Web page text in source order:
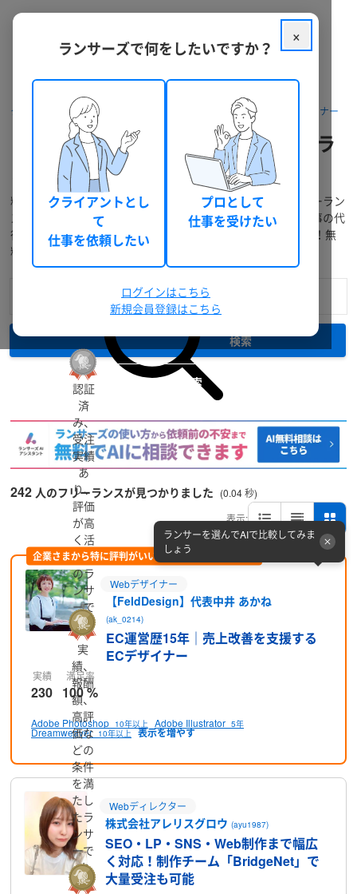
クラウドソーシング ランサーズ フリーランスを探す Webデザイナー
ランサーズサムネイル作成をフリーラ
ンス個人へ依頼・外注
料金・口コミ・実績などでランサーズサムネイル作成のフリーラン
スを検索！提案の募集、業務委託での個人発注・外注から仕事の代
行依頼までWEBで完結！「相談～支払い」もスムーズで簡単！無
料登録で今すぐ利用できます。
検索
詳細検索
242 人のフリーランスが見つかりました (0.04 秒)
表示:
企業さまから特に評判がいい方をピックアップ (PR)
認証
済
み、
受注
実績
あ
り、
評価
が高
く活
躍中
のラ
ンサ
ーで
す
Webデザイナー
【FeldDesign】代表中井 あかね
(ak_0214)
EC運営歴15年｜売上改善を支援する
ECデザイナー
ランサーを選んでAIで比較してみま
しょう
実績
230
満足率
100 %
Adobe Photoshop 10年以上 Adobe Illustrator 5年
Dreamweaver 10年以上
実
績、
報酬
額、
高評
価な
どの
条件
を満
たし
たラ
ンサ
ーで
す
Webディレクター
株式会社アレリスグロウ(ayu1987)
SEO・LP・SNS・Web制作まで幅広
く対応！制作チーム「BridgeNet」で
大量受注も可能
×
ランサーズで何をしたいですか？
クライアントとし
て
仕事を依頼したい
プロとして
仕事を受けたい
ログインはこちら
新規会員登録はこちら